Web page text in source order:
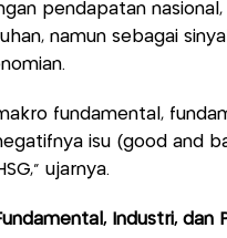
pendapatan
namun sebagai
fundamental,
isu (good and
ujarnya.
Industri, dan